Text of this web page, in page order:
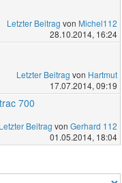
Letzter Beitrag von Michel112
28.10.2014, 16:24
Letzter Beitrag von Hartmut
17.07.2014, 09:19
700
Letzter Beitrag von Gerhard 112
01.05.2014, 18:04